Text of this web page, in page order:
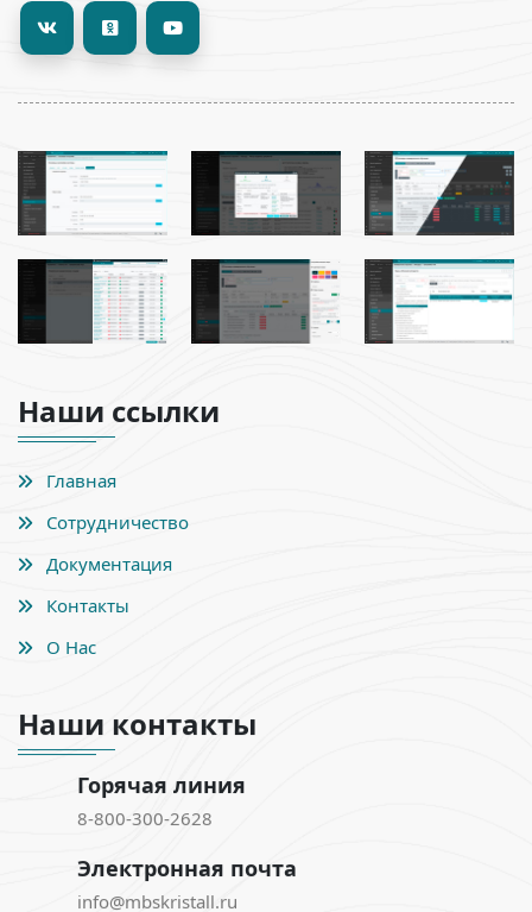
Наши ссылки
Главная
Сотрудничество
Документация
Контакты
О Нас
Наши контакты
Горячая линия
8-800-300-2628
Электронная почта
info@mbskristall.ru